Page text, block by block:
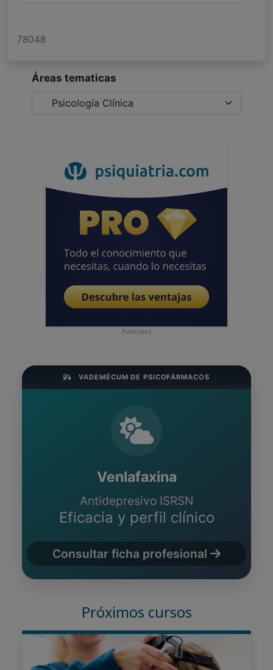
78048
Áreas tematicas
Publicidad
VADEMÉCUM DE PSICOFÁRMACOS
Venlafaxina
Antidepresivo ISRSN
Eficacia y perfil clínico
Consultar ficha profesional
Próximos cursos